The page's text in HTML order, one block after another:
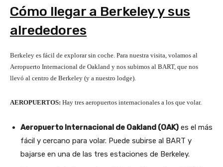
Cómo llegar a Berkeley y sus
alrededores
Berkeley es fácil de explorar sin coche. Para nuestra visita, volamos al
Aeropuerto Internacional de Oakland y nos subimos al BART, que nos
llevó al centro de Berkeley (y a nuestro lodge).
AEROPUERTOS: Hay tres aeropuertos internacionales a los que volar.
Aeropuerto Internacional de Oakland (OAK) es el más
fácil y cercano para volar. Puede subirse al BART y
bajarse en una de las tres estaciones de Berkeley.